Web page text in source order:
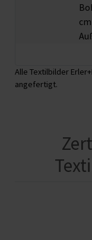
Alle Textilbilder
angefertigt.